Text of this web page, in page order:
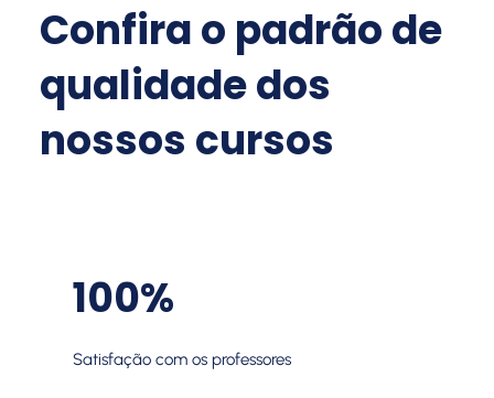
Confira o padrão de
qualidade dos
nossos cursos
100%
Satisfação com os professores